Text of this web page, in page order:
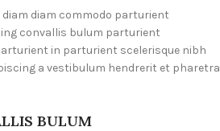
diam commodo parturient
convallis bulum parturient
in parturient scelerisque nibh
a vestibulum hendrerit et pharetra
BULUM